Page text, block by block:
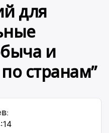
для
и
странам”
: